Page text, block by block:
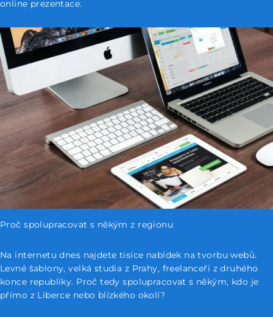
online prezentace.
Proč spolupracovat s někým z regionu
Na internetu dnes najdete tisíce nabídek na tvorbu webů.
Levné šablony, velká studia z Prahy, freelanceři z druhého
konce republiky. Proč tedy spolupracovat s někým, kdo je
přímo z Liberce nebo blízkého okolí?